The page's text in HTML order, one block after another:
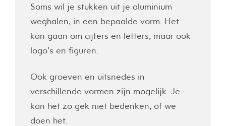
Soms wil je stukken uit je aluminium
weghalen, in een bepaalde vorm. Het
kan gaan om cijfers en letters, maar ook
logo’s en figuren.
Ook groeven en uitsnedes in
verschillende vormen zijn mogelijk. Je
kan het zo gek niet bedenken, of we
doen het.